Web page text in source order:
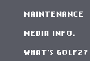
MAINTENANCE
MEDIA INFO.
WHAT'S GOLF2?